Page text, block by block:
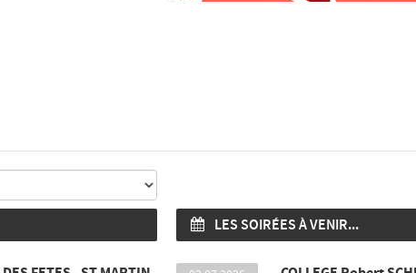
LES SOIRÉES À VENIR...